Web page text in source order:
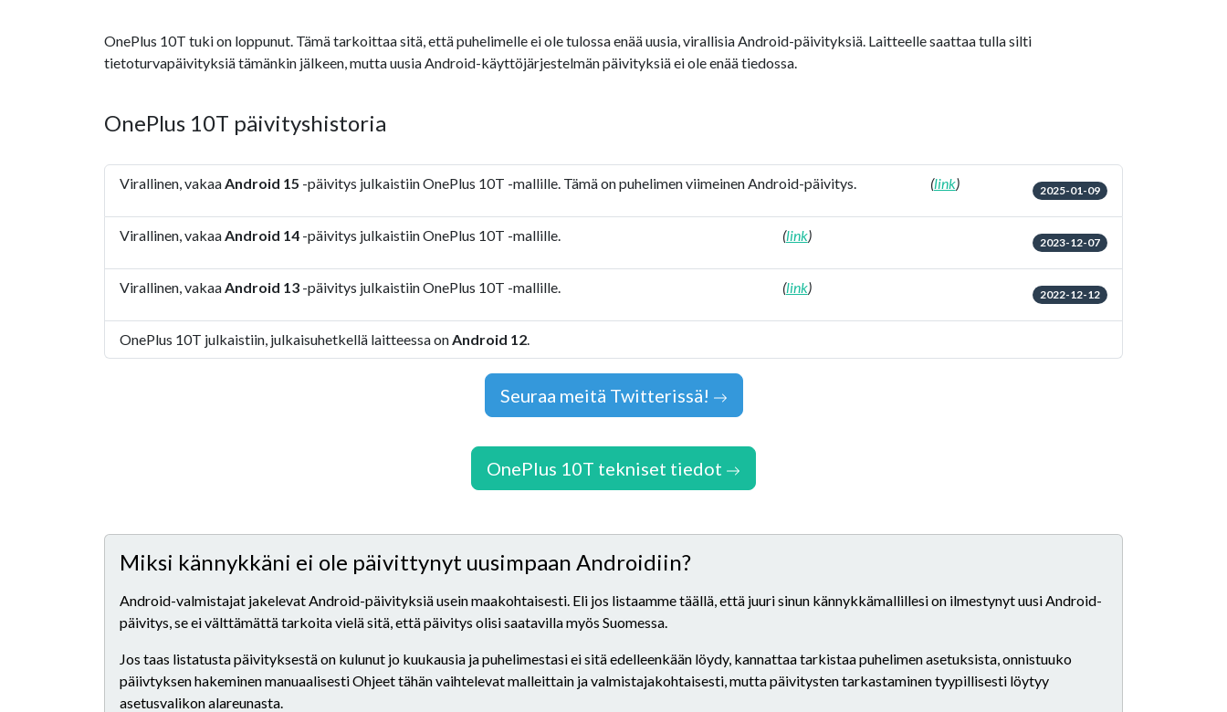
OnePlus 10T tuki on loppunut. Tämä tarkoittaa sitä, että puhelimelle ei ole tulossa enää uusia, virallisia Android-päivityksiä. Laitteelle saattaa tulla silti
tietoturvapäivityksiä tämänkin jälkeen, mutta uusia Android-käyttöjärjestelmän päivityksiä ei ole enää tiedossa.
OnePlus 10T päivityshistoria
Virallinen, vakaaAndroid 15 -päivitys julkaistiin OnePlus 10T -mallille. Tämä on puhelimen viimeinen Android-päivitys. (link) 2025-01-09
Virallinen, vakaaAndroid 14 -päivitys julkaistiin OnePlus 10T -mallille. (link) 2023-12-07
Virallinen, vakaaAndroid 13 -päivitys julkaistiin OnePlus 10T -mallille. (link) 2022-12-12
OnePlus 10T julkaistiin, julkaisuhetkellä laitteessa onAndroid 12.
Seuraa meitä Twitterissä!
OnePlus 10T tekniset tiedot
Miksi kännykkäni ei ole päivittynyt uusimpaan Androidiin?
Android-valmistajat jakelevat Android-päivityksiä usein maakohtaisesti. Eli jos listaamme täällä, että juuri sinun kännykkämallillesi on ilmestynyt uusi Android-
päivitys, se ei välttämättä tarkoita vielä sitä, että päivitys olisi saatavilla myös Suomessa.
Jos taas listatusta päivityksestä on kulunut jo kuukausia ja puhelimestasi ei sitä edelleenkään löydy, kannattaa tarkistaa puhelimen asetuksista, onnistuuko
päiivtyksen hakeminen manuaalisesti Ohjeet tähän vaihtelevat malleittain ja valmistajakohtaisesti, mutta päivitysten tarkastaminen tyypillisesti löytyy
asetusvalikon alareunasta.